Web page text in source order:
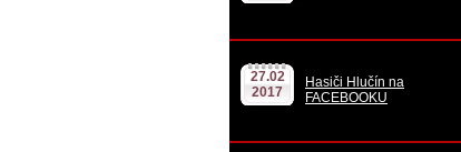
27.02
2017
Hasiči Hlučín na
FACEBOOKU